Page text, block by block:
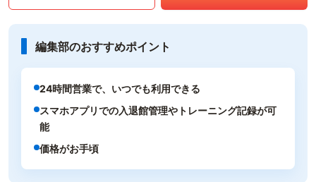
編集部のおすすめポイント
24時間営業で、いつでも利用できる
スマホアプリでの入退館管理やトレーニング記録が可
能
価格がお手頃